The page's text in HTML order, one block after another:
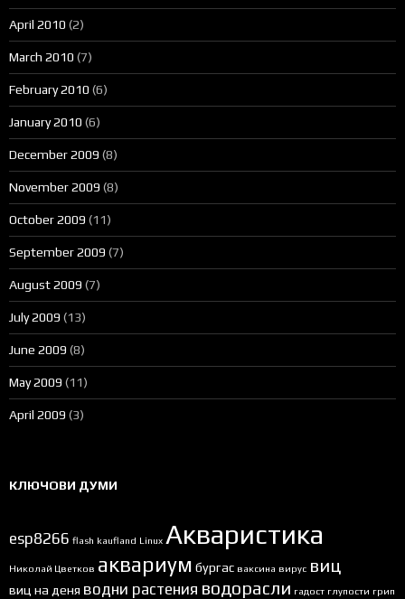
April 2010 (2)
March 2010 (7)
February 2010 (6)
January 2010 (6)
December 2009 (8)
November 2009 (8)
October 2009 (11)
September 2009 (7)
August 2009 (7)
July 2009 (13)
June 2009 (8)
May 2009 (11)
April 2009 (3)
КЛЮЧОВИ ДУМИ
esp8266 flash kaufland Linux Акваристика
Николай Цветков аквариум бургас ваксина вирус виц
виц на деня водни растения водорасли гадост глупости грип